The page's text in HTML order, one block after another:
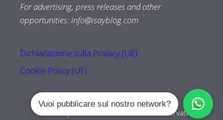
For advertising, press releases and other
opportunities: info@isayblog.com
Dichiarazione sulla Privacy (UE)
Cookie Policy (UE)
Tuttozampe.com © 2026 Tutti i diritti riservati
Vuoi pubblicare sul nostro network?